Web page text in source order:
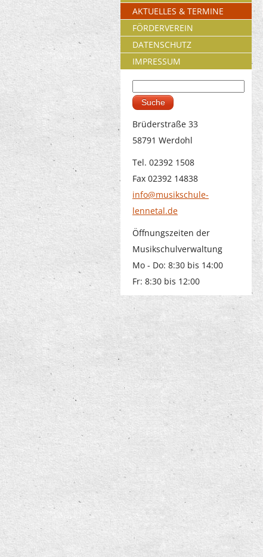
AKTUELLES & TERMINE
FÖRDERVEREIN
DATENSCHUTZ
IMPRESSUM
Suchformular
Brüderstraße 33
58791 Werdohl
Tel. 02392 1508
Fax 02392 14838
info@musikschule-
lennetal.de
Öffnungszeiten der
Musikschulverwaltung
Mo - Do: 8:30 bis 14:00
Fr: 8:30 bis 12:00